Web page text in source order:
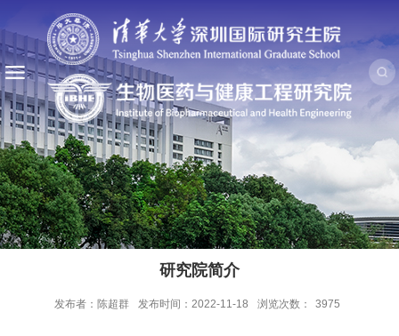
研究院简介
发布者：陈超群 发布时间：2022-11-18 浏览次数： 3975